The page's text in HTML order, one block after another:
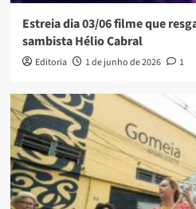
Estreia dia 03/06 filme que
sambista Hélio Cabral
Editoria 1 de junho de 2026 1